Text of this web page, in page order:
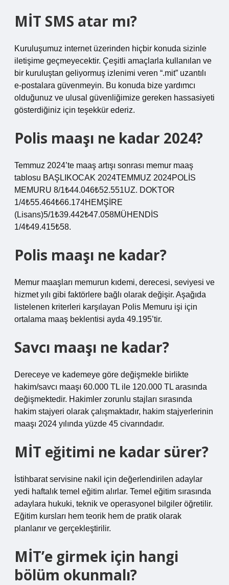
MİT SMS atar mı?
Kuruluşumuz internet üzerinden hiçbir konuda sizinle
iletişime geçmeyecektir. Çeşitli amaçlarla kullanılan ve
bir kuruluştan geliyormuş izlenimi veren “.mit” uzantılı
e-postalara güvenmeyin. Bu konuda bize yardımcı
olduğunuz ve ulusal güvenliğimize gereken hassasiyeti
gösterdiğiniz için teşekkür ederiz.
Polis maaşı ne kadar 2024?
Temmuz 2024’te maaş artışı sonrası memur maaş
tablosu BAŞLIKOCAK 2024TEMMUZ 2024POLİS
MEMURU 8/1₺44.046₺52.551UZ. DOKTOR
1/4₺55.464₺66.174HEMŞİRE
(Lisans)5/1₺39.442₺47.058MÜHENDİS
1/4₺49.415₺58.
Polis maaşı ne kadar?
Memur maaşları memurun kıdemi, derecesi, seviyesi ve
hizmet yılı gibi faktörlere bağlı olarak değişir. Aşağıda
listelenen kriterleri karşılayan Polis Memuru işi için
ortalama maaş beklentisi ayda 49.195’tir.
Savcı maaşı ne kadar?
Dereceye ve kademeye göre değişmekle birlikte
hakim/savcı maaşı 60.000 TL ile 120.000 TL arasında
değişmektedir. Hakimler zorunlu stajları sırasında
hakim stajyeri olarak çalışmaktadır, hakim stajyerlerinin
maaşı 2024 yılında yüzde 45 civarındadır.
MİT eğitimi ne kadar sürer?
İstihbarat servisine nakil için değerlendirilen adaylar
yedi haftalık temel eğitim alırlar. Temel eğitim sırasında
adaylara hukuki, teknik ve operasyonel bilgiler öğretilir.
Eğitim kursları hem teorik hem de pratik olarak
planlanır ve gerçekleştirilir.
MİT’e girmek için hangi
bölüm okunmalı?